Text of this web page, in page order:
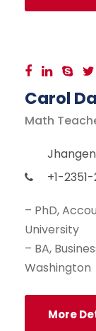
Carol
Math
+1-
– PhD,
University
– BA,
Washington
More